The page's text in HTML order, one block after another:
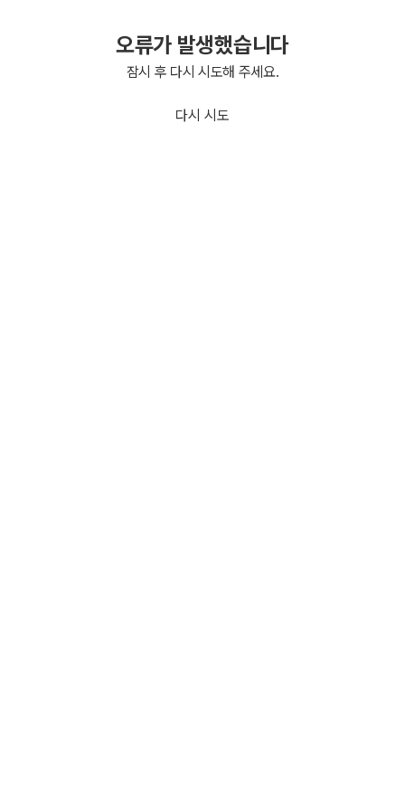
오류가 발생했습니다
잠시 후 다시 시도해 주세요.
다시 시도